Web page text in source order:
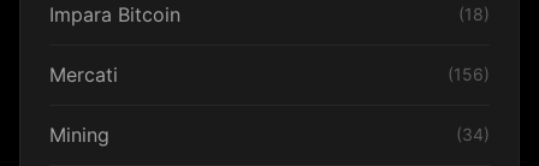
Impara Bitcoin (18)
Mercati (156)
Mining (34)